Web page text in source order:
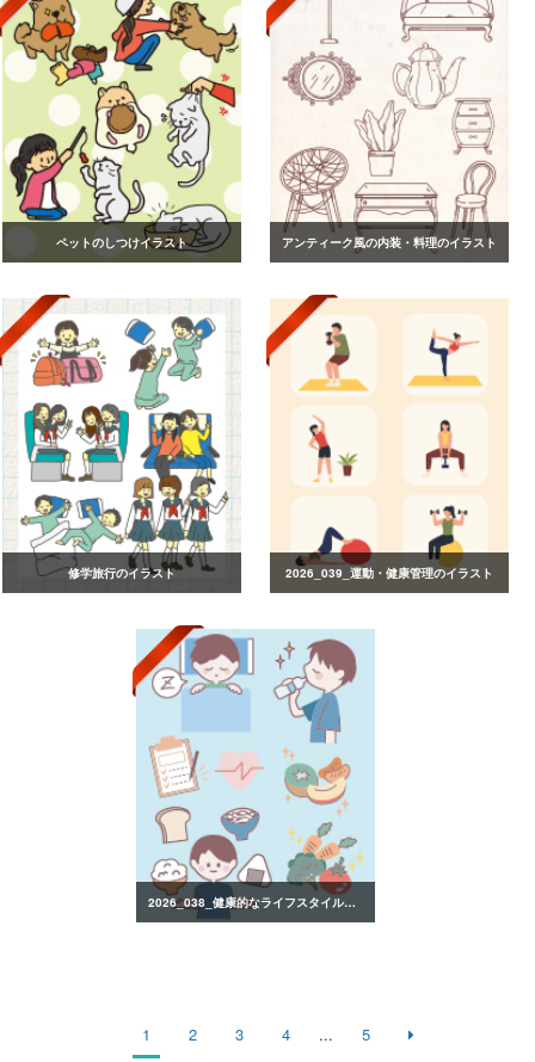
ペットのしつけイラスト アンティーク風の内装・料理のイラスト
修学旅行のイラスト 2026_039_運動・健康管理のイラスト
2026_038_健康的なライフスタイルのイラスト
1 2 3 4 ... 5